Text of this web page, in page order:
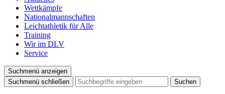
Wettkämpfe
Nationalmannschaften
Leichtathletik für Alle
Training
Wir im DLV
Service
Suchmenü anzeigen
Suchmenü schließen
Suchen